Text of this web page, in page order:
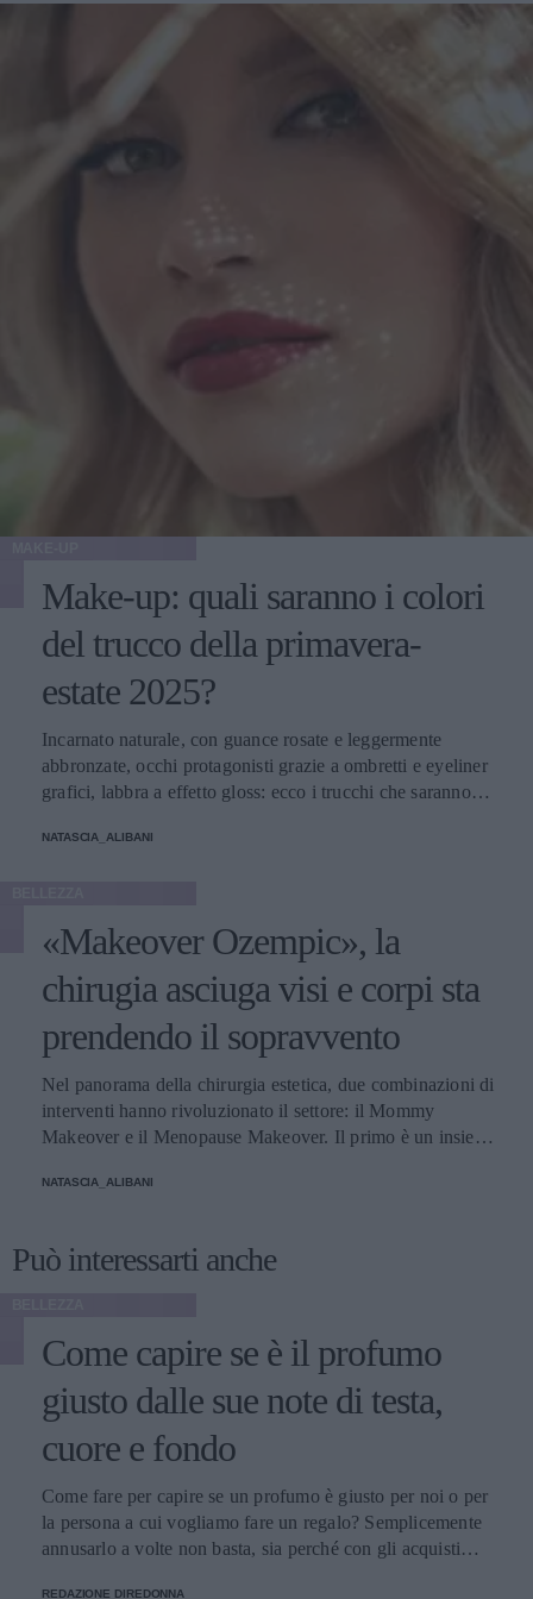
Make-up: quali saranno i colori
del trucco della primavera-
estate 2025?
Incarnato naturale, con guance rosate e leggermente
abbronzate, occhi protagonisti grazie a ombretti e eyeliner
grafici, labbra a effetto gloss: ecco i trucchi che saranno
NATASCIA_ALIBANI
«Makeover Ozempic», la
chirugia asciuga visi e corpi sta
prendendo il sopravvento
Nel panorama della chirurgia estetica, due combinazioni di
interventi hanno rivoluzionato il settore: il Mommy
Makeover e il Menopause Makeover. Il primo è un insieme
donne a recuperare la forma fisica e l'aspetto che avevano
soprattutto addome, seno e altre aree soggette a
a questi si aggiunge a questa élite una terza opzione
emergente che punta a ripristinare il volume e contrastare
l'invecchiamento, distinguendosi per la sua unicità, il
cosiddetto Ozempic Makeover, che segue il grande
successo che il farmaco, inizialmente pensato per i pazienti
fra molte celebrità di Hollywood - con conseguenti,
inevitabili polemiche - per la sua grande capacità di
accelerare la perdita di peso. Secondo il chirurgo plastico
NATASCIA_ALIBANI
Può interessarti anche
Come capire se è il profumo
giusto dalle sue note di testa,
cuore e fondo
Come fare per capire se un profumo è giusto per noi o per
la persona a cui vogliamo fare un regalo? Semplicemente
annusarlo a volte non basta, sia perché con gli acquisti
REDAZIONE DIREDONNA